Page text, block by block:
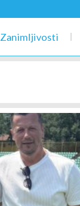
Zanimljivosti